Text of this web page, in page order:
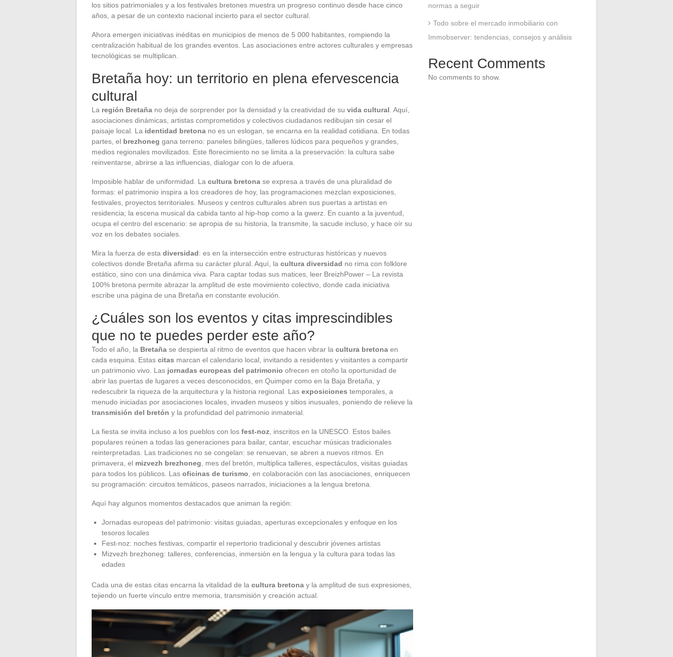
los sitios patrimoniales y a los festivales bretones muestra un progreso continuo desde hace cinco
años, a pesar de un contexto nacional incierto para el sector cultural.
Ahora emergen iniciativas inéditas en municipios de menos de 5 000 habitantes, rompiendo la
centralización habitual de los grandes eventos. Las asociaciones entre actores culturales y empresas
tecnológicas se multiplican.
Bretaña hoy: un territorio en plena efervescencia
cultural
La región Bretaña no deja de sorprender por la densidad y la creatividad de su vida cultural . Aquí,
asociaciones dinámicas, artistas comprometidos y colectivos ciudadanos redibujan sin cesar el
paisaje local. La identidad bretona no es un eslogan, se encarna en la realidad cotidiana. En todas
partes, el brezhoneg gana terreno: paneles bilingües, talleres lúdicos para pequeños y grandes,
medios regionales movilizados. Este florecimiento no se limita a la preservación: la cultura sabe
reinventarse, abrirse a las influencias, dialogar con lo de afuera.
Imposible hablar de uniformidad. La cultura bretona se expresa a través de una pluralidad de
formas: el patrimonio inspira a los creadores de hoy, las programaciones mezclan exposiciones,
festivales, proyectos territoriales. Museos y centros culturales abren sus puertas a artistas en
residencia; la escena musical da cabida tanto al hip-hop como a la gwerz. En cuanto a la juventud,
ocupa el centro del escenario: se apropia de su historia, la transmite, la sacude incluso, y hace oír su
voz en los debates sociales.
Mira la fuerza de esta diversidad: es en la intersección entre estructuras históricas y nuevos
colectivos donde Bretaña afirma su carácter plural. Aquí, la cultura diversidad no rima con folklore
estático, sino con una dinámica viva. Para captar todas sus matices, leer BreizhPower – La revista
100% bretona permite abrazar la amplitud de este movimiento colectivo, donde cada iniciativa
escribe una página de una Bretaña en constante evolución.
¿Cuáles son los eventos y citas imprescindibles
que no te puedes perder este año?
Todo el año, la Bretaña se despierta al ritmo de eventos que hacen vibrar la cultura bretona en
cada esquina. Estas citas marcan el calendario local, invitando a residentes y visitantes a compartir
un patrimonio vivo. Las jornadas europeas del patrimonio ofrecen en otoño la oportunidad de
abrir las puertas de lugares a veces desconocidos, en Quimper como en la Baja Bretaña, y
redescubrir la riqueza de la arquitectura y la historia regional. Las exposiciones temporales, a
menudo iniciadas por asociaciones locales, invaden museos y sitios inusuales, poniendo de relieve la
transmisión del bretón y la profundidad del patrimonio inmaterial.
La fiesta se invita incluso a los pueblos con los fest-noz , inscritos en la UNESCO. Estos bailes
populares reúnen a todas las generaciones para bailar, cantar, escuchar músicas tradicionales
reinterpretadas. Las tradiciones no se congelan: se renuevan, se abren a nuevos ritmos. En
primavera, el mizvezh brezhoneg , mes del bretón, multiplica talleres, espectáculos, visitas guiadas
para todos los públicos. Las oficinas de turismo , en colaboración con las asociaciones, enriquecen
su programación: circuitos temáticos, paseos narrados, iniciaciones a la lengua bretona.
Aquí hay algunos momentos destacados que animan la región:
Jornadas europeas del patrimonio: visitas guiadas, aperturas excepcionales y enfoque en los
tesoros locales
Fest-noz: noches festivas, compartir el repertorio tradicional y descubrir jóvenes artistas
Mizvezh brezhoneg: talleres, conferencias, inmersión en la lengua y la cultura para todas las
edades
Cada una de estas citas encarna la vitalidad de la cultura bretona y la amplitud de sus expresiones,
tejiendo un fuerte vínculo entre memoria, transmisión y creación actual.
normas a seguir
Todo sobre el mercado inmobiliario con
Immobserver: tendencias, consejos y análisis
Recent Comments
No comments to show.